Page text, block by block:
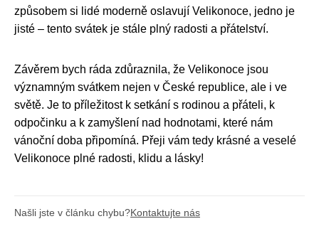
způsobem si lidé moderně oslavují Velikonoce, jedno je
jisté – tento svátek je stále plný radosti a přátelství.
Závěrem bych ráda zdůraznila, že Velikonoce jsou
významným svátkem nejen v České republice, ale i ve
světě. Je to příležitost k setkání s rodinou a přáteli, k
odpočinku a k zamyšlení nad hodnotami, které nám
vánoční doba připomíná. Přeji vám tedy krásné a veselé
Velikonoce plné radosti, klidu a lásky!
Našli jste v článku chybu?Kontaktujte nás